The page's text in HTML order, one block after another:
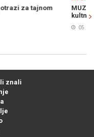
Svi detalji o dolasku
"Grbavica"! (FOTO)
znali